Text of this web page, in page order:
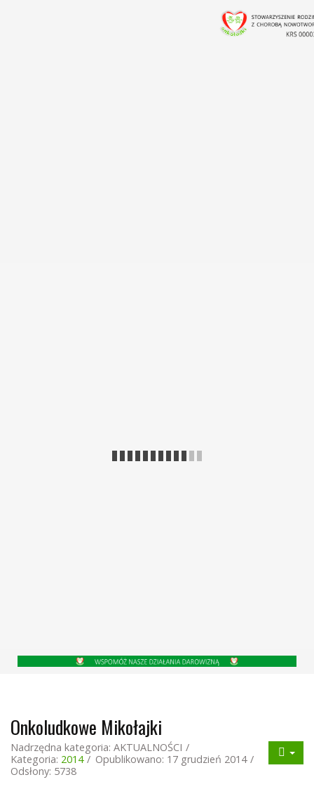
Onkoludkowe Mikołajki
Nadrzędna kategoria: AKTUALNOŚCI
Kategoria: 2014
Opublikowano: 17 grudzień 2014
Odsłony: 5738